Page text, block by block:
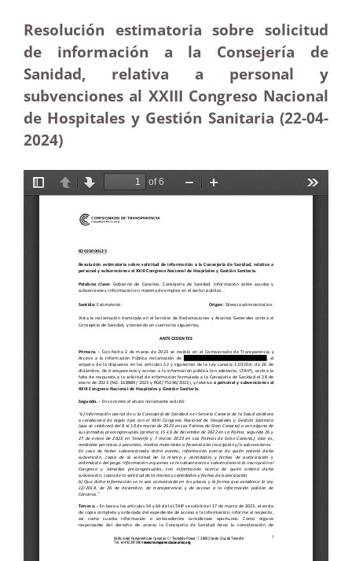
Resolución estimatoria sobre solicitud
de información a la Consejería de
Sanidad, relativa a personal y
subvenciones al XXIII Congreso Nacional
de Hospitales y Gestión Sanitaria (22-04-
2024)